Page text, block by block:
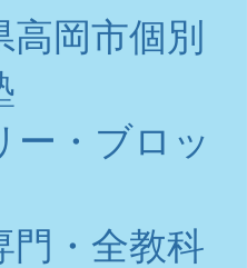
高岡市個別
ー・ブロッ
門・全教科